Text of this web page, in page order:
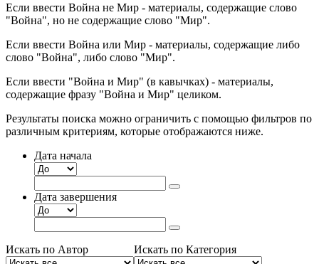
Если ввести Война не Мир - материалы, содержащие слово
"Война", но не содержащие слово "Мир".
Если ввести Война или Мир - материалы, содержащие либо
слово "Война", либо слово "Мир".
Если ввести "Война и Мир" (в кавычках) - материалы,
содержащие фразу "Война и Мир" целиком.
Результаты поиска можно ограничить с помощью фильтров по
различным критериям, которые отображаются ниже.
Дата начала
Дата завершения
Искать по Автор Искать по Категория